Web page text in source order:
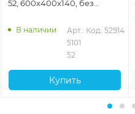
52, 600x400x140, без
без перелива, Sand
В наличии
Арт.:
5101
52
Код: 52914
Купить